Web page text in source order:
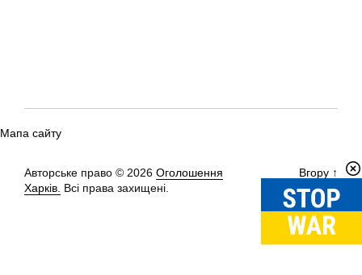
Мапа сайту
Авторське право © 2026 Оголошення
Харків. Всі права захищені.
Вгору ↑